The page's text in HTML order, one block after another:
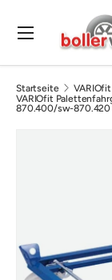
Direkt zum
Suchen
Menü
Startseite
VARIOfit
870.400/sw-870.420